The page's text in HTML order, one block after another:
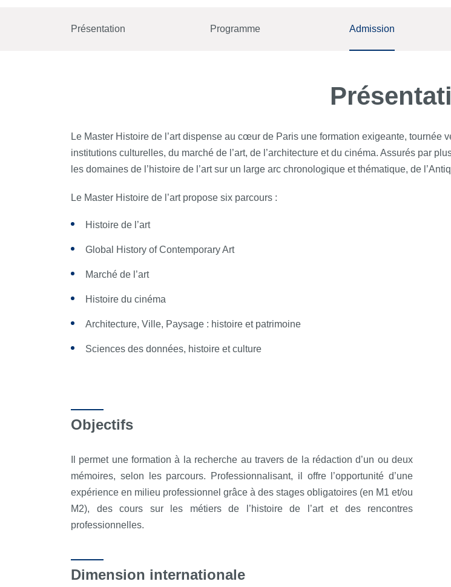
Présentation Programme Admission
Le Master Histoire de l’art dispense au cœur de Paris une formation exigeante,
institutions culturelles, du marché de l’art, de l’architecture et du cinéma. Assurés par
les domaines de l’histoire de l’art sur un large arc chronologique et thématique, de
Le Master Histoire de l’art propose six parcours :
Histoire de l’art
Global History of Contemporary Art
Marché de l’art
Histoire du cinéma
Architecture, Ville, Paysage : histoire et patrimoine
Sciences des données, histoire et culture
Objectifs
Il permet une formation à la recherche au travers de la rédaction d’un ou deux
mémoires, selon les parcours. Professionnalisant, il offre l’opportunité d’une
expérience en milieu professionnel grâce à des stages obligatoires (en M1 et/ou
M2), des cours sur les métiers de l’histoire de l’art et des rencontres
professionnelles.
Dimension internationale